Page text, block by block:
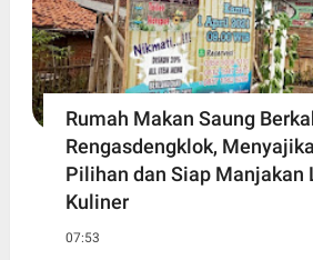
Rumah Makan Saung
Rengasdengklok,
Pilihan dan Siap Manjakan
Kuliner
07:53